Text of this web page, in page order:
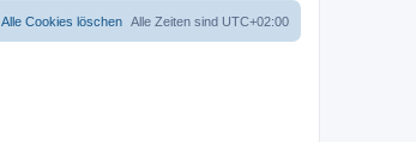
Alle Zeiten sind UTC+02:00
Alle Cookies löschen